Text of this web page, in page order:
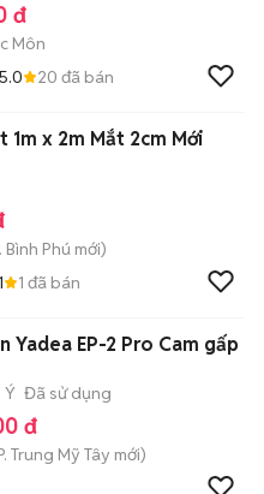
đ
Môn
5.0 20 đã bán
1m x 2m Mắt 2cm Mới
Bình Phú mới)
1 đã bán
Yadea EP-2 Pro Cam gấp
Ý Đã sử dụng
đ
Trung Mỹ Tây mới)